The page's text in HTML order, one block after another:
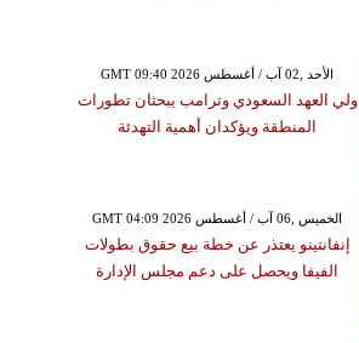
GMT 09:40 2026 الأحد ,02 آب / أغسطس
ولي العهد السعودي وترامب يبحثان تطورات
المنطقة ويؤكدان أهمية التهدئة
GMT 04:09 2026 الخميس ,06 آب / أغسطس
إنفانتينو يعتذر عن خطة بيع حقوق بطولات
الفيفا ويحصل على دعم مجلس الإدارة